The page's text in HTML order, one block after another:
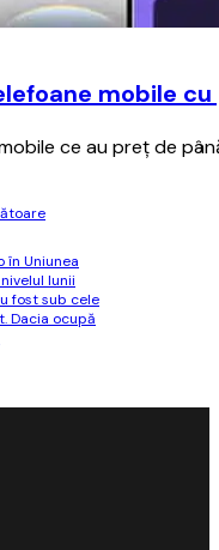
mobile
ce au preț de
în Uniunea
lunii
fost sub cele
Dacia ocupă